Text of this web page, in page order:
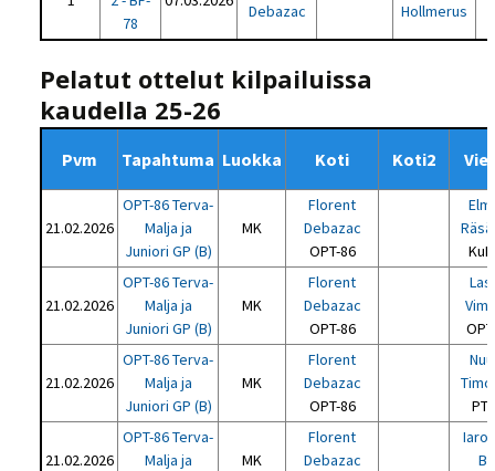
78
Debazac
Hollmerus
Pelatut ottelut kilpailuissa
kaudella 25-26
Pvm Tapahtuma Luokka Koti Koti2
21.02.2026
OPT-86 Terva-
Malja ja
Juniori GP (B)
MK
Florent
Debazac
OPT-86
21.02.2026
OPT-86 Terva-
Malja ja
Juniori GP (B)
MK
Florent
Debazac
OPT-86
21.02.2026
OPT-86 Terva-
Malja ja
Juniori GP (B)
MK
Florent
Debazac
OPT-86
21.02.2026
OPT-86 Terva-
Malja ja
MK
Florent
Debazac